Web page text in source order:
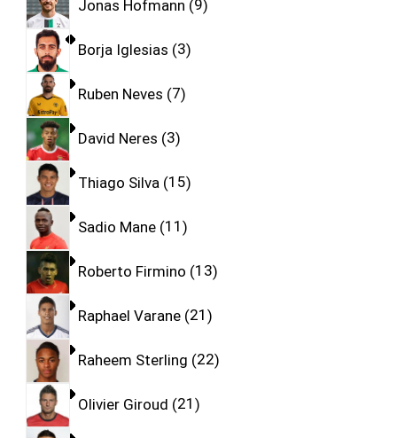
Jonas Hofmann 9
Borja Iglesias 3
Ruben Neves 7
David Neres 3
Thiago Silva 15
Sadio Mane 11
Roberto Firmino 13
Raphael Varane 21
Raheem Sterling 22
Olivier Giroud 21